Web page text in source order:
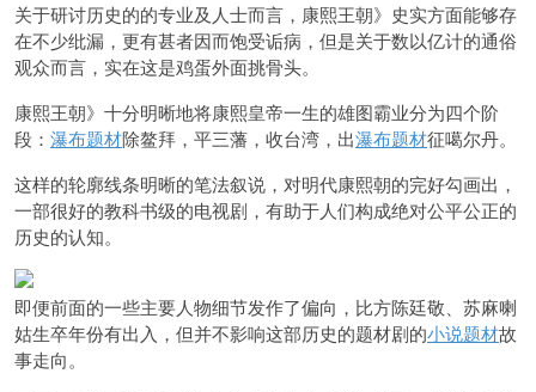
关于研讨历史的的专业及人士而言，康熙王朝》史实方面能够存
在不少纰漏，更有甚者因而饱受诟病，但是关于数以亿计的通俗
观众而言，实在这是鸡蛋外面挑骨头。
康熙王朝》十分明晰地将康熙皇帝一生的雄图霸业分为四个阶
段： 瀑布题材除鳌拜，平三藩，收台湾，出瀑布题材征噶尔丹。
这样的轮廓线条明晰的笔法叙说，对明代康熙朝的完好勾画出，
一部很好的教科书级的电视剧，有助于人们构成绝对公平公正的
历史的认知。
即便前面的一些主要人物细节发作了偏向，比方陈廷敬、苏麻喇
姑生卒年份有出入，但并不影响这部历史的题材剧的小说题材故
事走向。